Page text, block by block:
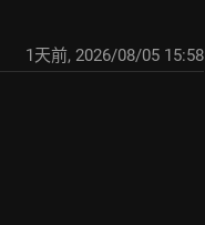
1天前, 2026/08/05 15:58